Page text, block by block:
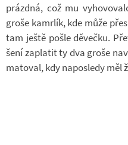
prázdná, což mu
groše ka­mr­lík, kde může
tam ještě pošle dě­večku.
šení za­pla­tit ty dva groše
ma­to­val, kdy na­po­sledy měl